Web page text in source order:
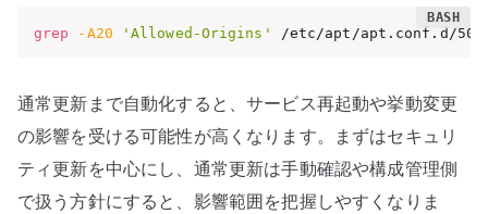
grep -A20 'Allowed-Origins' /etc/apt/apt.conf.d/
通常更新まで自動化すると、サービス再起動や挙動変更
の影響を受ける可能性が高くなります。まずはセキュリ
ティ更新を中心にし、通常更新は手動確認や構成管理側
で扱う方針にすると、影響範囲を把握しやすくなりま